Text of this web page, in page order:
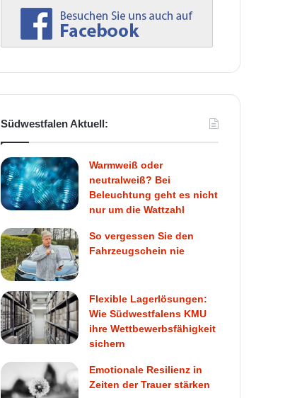
Südwestfalen Aktuell:
Warmweiß oder
neutralweiß? Bei
Beleuchtung geht es nicht
nur um die Wattzahl
So vergessen Sie den
Fahrzeugschein nie
Flexible Lagerlösungen:
Wie Südwestfalens KMU
ihre Wettbewerbsfähigkeit
sichern
Emotionale Resilienz in
Zeiten der Trauer stärken